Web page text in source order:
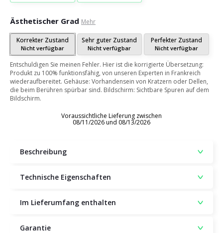
Ästhetischer Grad Mehr
Korrekter Zustand
Nicht verfügbar
Sehr guter Zustand
Nicht verfügbar
Perfekter Zustand
Nicht verfügbar
Entschuldigen Sie meinen Fehler. Hier ist die korrigierte Übersetzung:
Produkt zu 100% funktionsfähig, von unseren Experten in Frankreich
wiederaufbereitet. Gehäuse: Vorhandensein von Kratzern oder Dellen,
die beim Berühren spürbar sind. Bildschirm: Sichtbare Spuren auf dem
Bildschirm.
Voraussichtliche Lieferung zwischen
08/11/2026 und 08/13/2026
Beschreibung
Technische Eigenschaften
Im Lieferumfang enthalten
Garantie